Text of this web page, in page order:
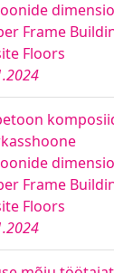
Frame
Floors
Frame
Floors